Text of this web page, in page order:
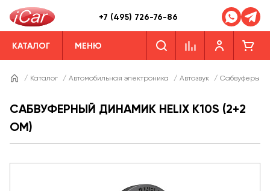
+7 (495) 726-76-86
КАТАЛОГ МЕНЮ
/ Каталог / Автомобильная электроника / Автозвук / Сабвуферы
САБВУФЕРНЫЙ ДИНАМИК HELIX K10S (2+2
ОМ)